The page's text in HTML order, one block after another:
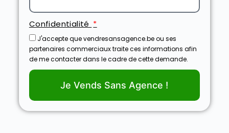
Confidentialité
J'accepte que vendresansagence.be ou ses
partenaires commerciaux traite ces informations afin
de me contacter dans le cadre de cette demande.
Je Vends Sans Agence !